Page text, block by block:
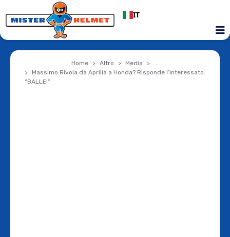
IT
Home Altro Media
...
Massimo Rivola da Aprilia a Honda? Risponde l’interessato:
“BALLE!”